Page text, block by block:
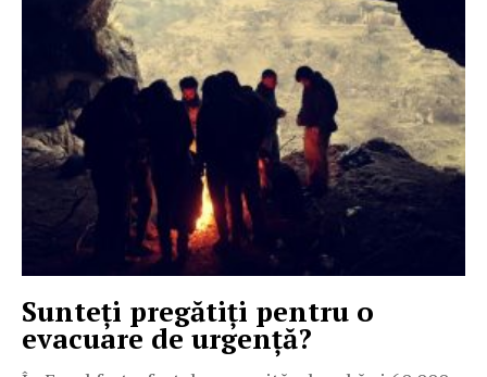
Sunteți pregătiți pentru o
evacuare de urgență?